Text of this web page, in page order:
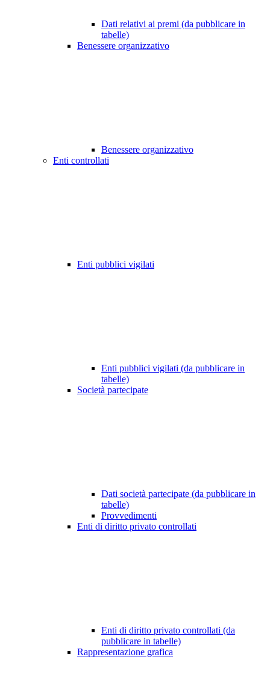
Dati relativi ai premi (da pubblicare in
tabelle)
Benessere organizzativo
Benessere organizzativo
Enti controllati
Enti pubblici vigilati
Enti pubblici vigilati (da pubblicare in
tabelle)
Società partecipate
Dati società partecipate (da pubblicare in
tabelle)
Provvedimenti
Enti di diritto privato controllati
Enti di diritto privato controllati (da
pubblicare in tabelle)
Rappresentazione grafica